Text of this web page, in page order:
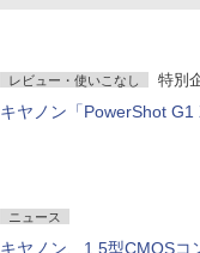
レビュー・使いこなし 特別
キヤノン「PowerShot
ニュース
キヤノン、1.5型CMOSコ